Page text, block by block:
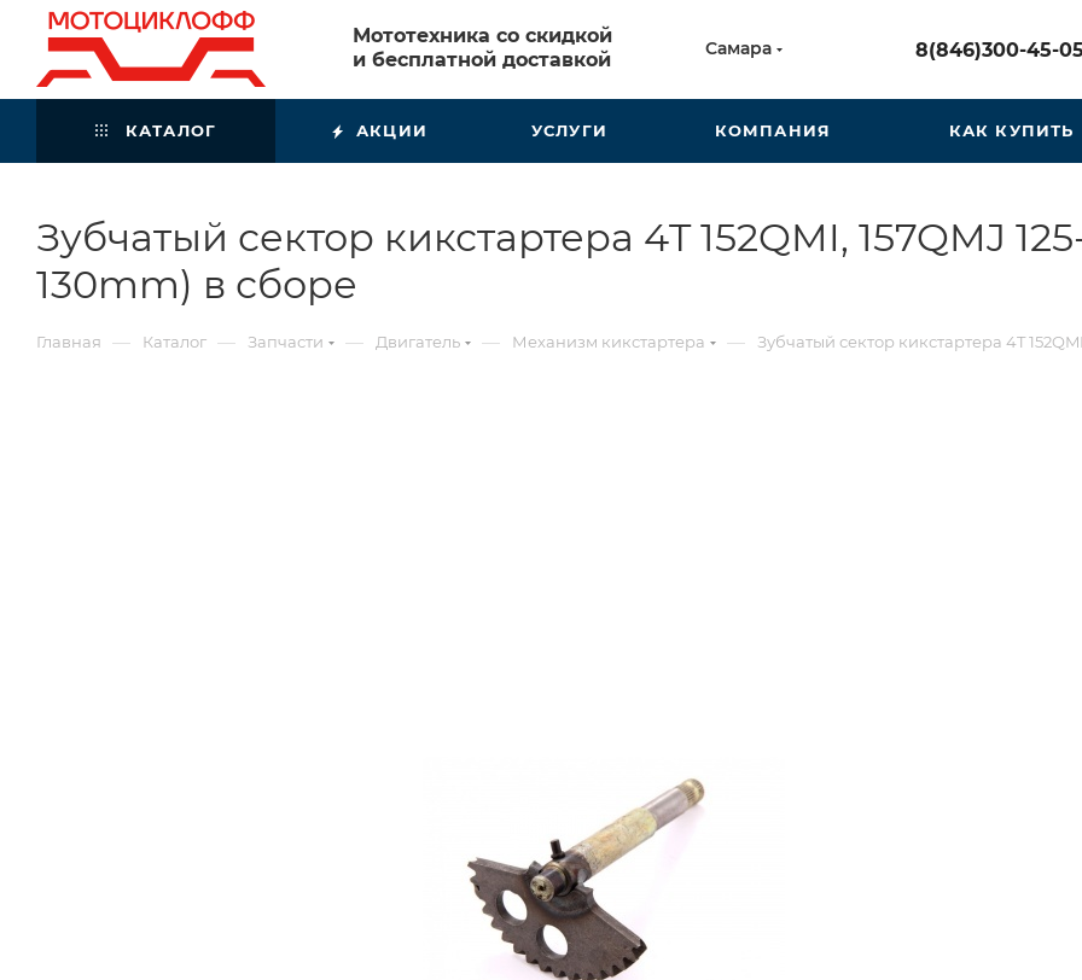
Мототехника со скидкой
и бесплатной доставкой
Самара 8(846)300-45-05
КАТАЛОГ АКЦИИ УСЛУГИ КОМПАНИЯ КАК КУПИТЬ
Зубчатый сектор кикстартера 4T 152QMI, 157QMJ
130mm) в сборе
Главная — Каталог — Запчасти — Двигатель — Механизм кикстартера — Зубчатый сектор кикстартера 4T